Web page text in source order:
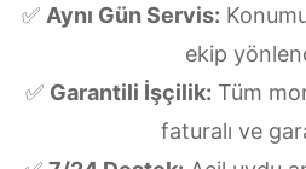
✅ Aynı Gün Servis:
ekip
✅ Garantili İşçilik: Tüm
faturalı ve